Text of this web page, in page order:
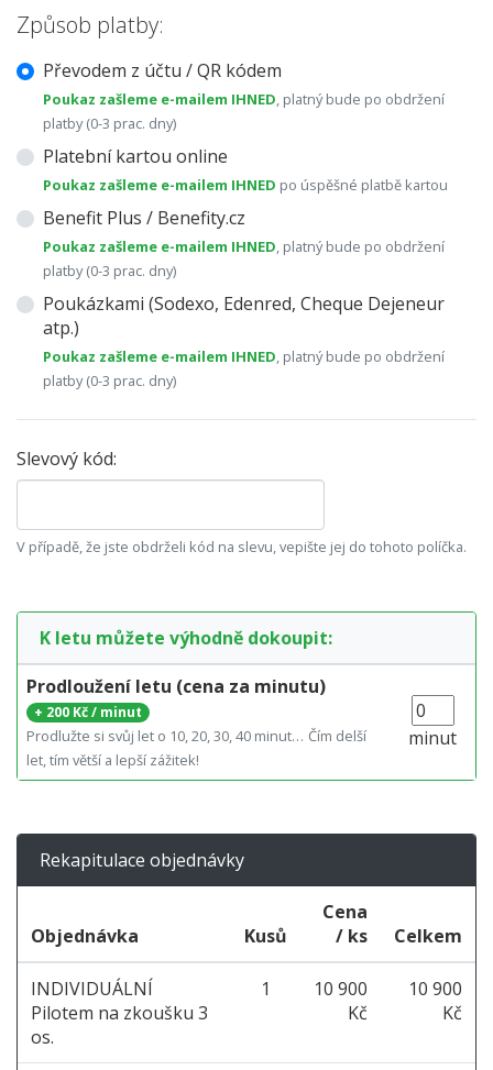
Způsob platby:
Převodem z účtu / QR kódem
Poukaz zašleme e-mailem IHNED, platný bude po obdržení
platby (0-3 prac. dny)
Platební kartou online
Poukaz zašleme e-mailem IHNED po úspěšné platbě kartou
Benefit Plus / Benefity.cz
Poukaz zašleme e-mailem IHNED, platný bude po obdržení
platby (0-3 prac. dny)
Poukázkami (Sodexo, Edenred, Cheque Dejeneur
atp.)
Poukaz zašleme e-mailem IHNED, platný bude po obdržení
platby (0-3 prac. dny)
Slevový kód:
V případě, že jste obdrželi kód na slevu, vepište jej do tohoto políčka.
K letu můžete výhodně dokoupit:
Prodloužení letu (cena za minutu)
+ 200 Kč / minut
Prodlužte si svůj let o 10, 20, 30, 40 minut… Čím delší
let, tím větší a lepší zážitek!
minut
Rekapitulace objednávky
Objednávka Kusů
Cena
/ ks
Celkem
INDIVIDUÁLNÍ
Pilotem na zkoušku 3
os.
1
10 900
Kč
10 900
Kč